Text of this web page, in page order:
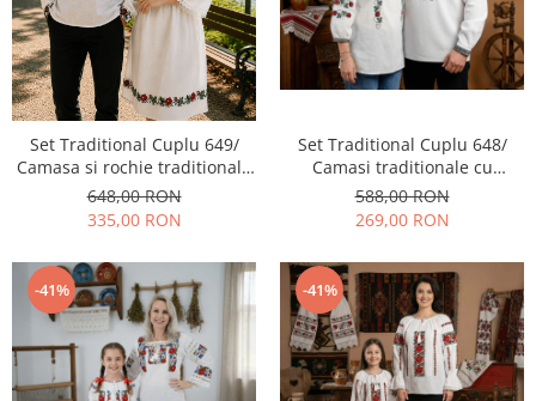
Set Traditional Cuplu 649/
Camasa si rochie traditionale
cu broderie
648,00 RON
335,00 RON
Set Traditional Cuplu 648/
Camasi traditionale cu
broderie
588,00 RON
269,00 RON
-41% -41%